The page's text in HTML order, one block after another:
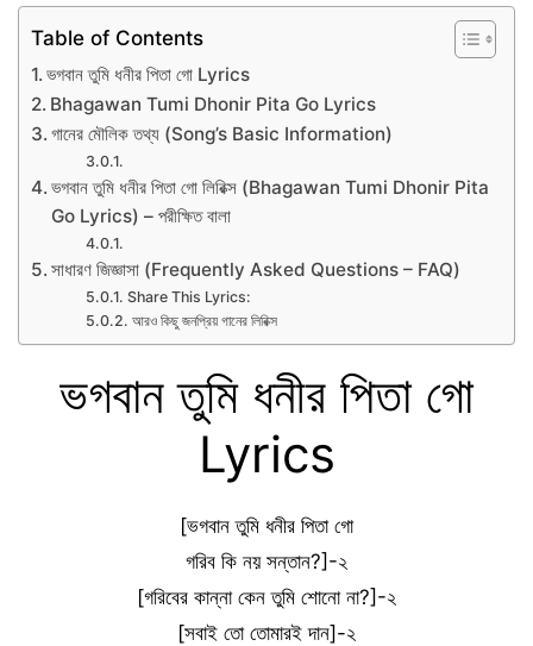
Table of Contents
ভগবান তুমি ধনীর পিতা গো Lyrics
Bhagawan Tumi Dhonir Pita Go Lyrics
গানের মৌলিক তথ্য (Song’s Basic Information)
ভগবান তুমি ধনীর পিতা গো লিরিক্স (Bhagawan Tumi Dhonir Pita
Go Lyrics) – পরীক্ষিত বালা
সাধারণ জিজ্ঞাসা (Frequently Asked Questions – FAQ)
Share This Lyrics:
আরও কিছু জনপ্রিয় গানের লিরিক্স
ভগবান তুমি ধনীর পিতা গো
Lyrics
[ভগবান তুমি ধনীর পিতা গো
গরিব কি নয় সন্তান?]-২
[গরিবের কান্না কেন তুমি শোনো না?]-২
[সবাই তো তোমারই দান]-২